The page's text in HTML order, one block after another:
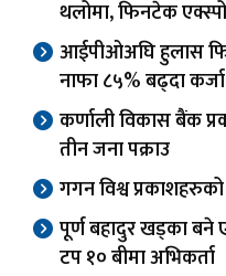
थलोमा, फिनटेक
आईपीओअघि हुलास
नाफा ८५% बढ्दा
कर्णाली विकास बैंक
तीन जना पक्राउ
गगन विश्व
पूर्ण बहादुर खड्का बने
टप १० बीमा अभिकर्ता